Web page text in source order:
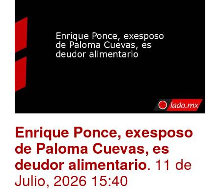
Enrique Ponce, exesposo
de Paloma Cuevas, es
deudor alimentario. 11 de
Julio, 2026 15:40